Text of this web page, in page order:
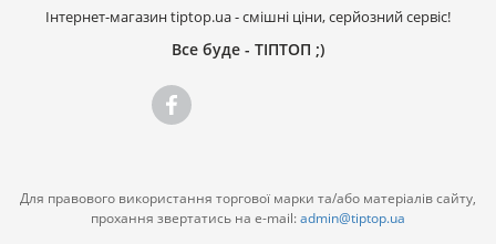
Інтернет-магазин tiptop.ua - смішні ціни, серйозний сервіс!
Все буде - ТІПТОП ;)
Для правового використання торгової марки та/або матеріалів сайту,
прохання звертатись на e-mail:admin@tiptop.ua